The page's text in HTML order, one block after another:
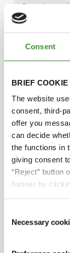
Consent
BRIEF COOKIE
The website
consent, third-
offer you
can decide
the functions in
giving consent
“Reject” button
banner by
Selection
Necessary
Descubra
aquí
Svetla
Lucia